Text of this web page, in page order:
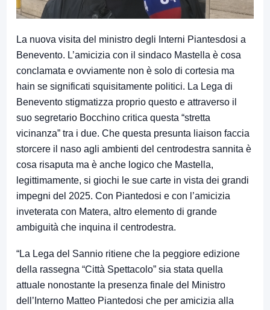
La nuova visita del ministro degli Interni Piantesdosi a
Benevento. L’amicizia con il sindaco Mastella è cosa
conclamata e ovviamente non è solo di cortesia ma
hain se significati squisitamente politici. La Lega di
Benevento stigmatizza proprio questo e attraverso il
suo segretario Bocchino critica questa “stretta
vicinanza” tra i due. Che questa presunta liaison faccia
storcere il naso agli ambienti del centrodestra sannita è
cosa risaputa ma è anche logico che Mastella,
legittimamente, si giochi le sue carte in vista dei grandi
impegni del 2025. Con Piantedosi e con l’amicizia
inveterata con Matera, altro elemento di grande
ambiguità che inquina il centrodestra.
“La Lega del Sannio ritiene che la peggiore edizione
della rassegna “Città Spettacolo” sia stata quella
attuale nonostante la presenza finale del Ministro
dell’Interno Matteo Piantedosi che per amicizia alla